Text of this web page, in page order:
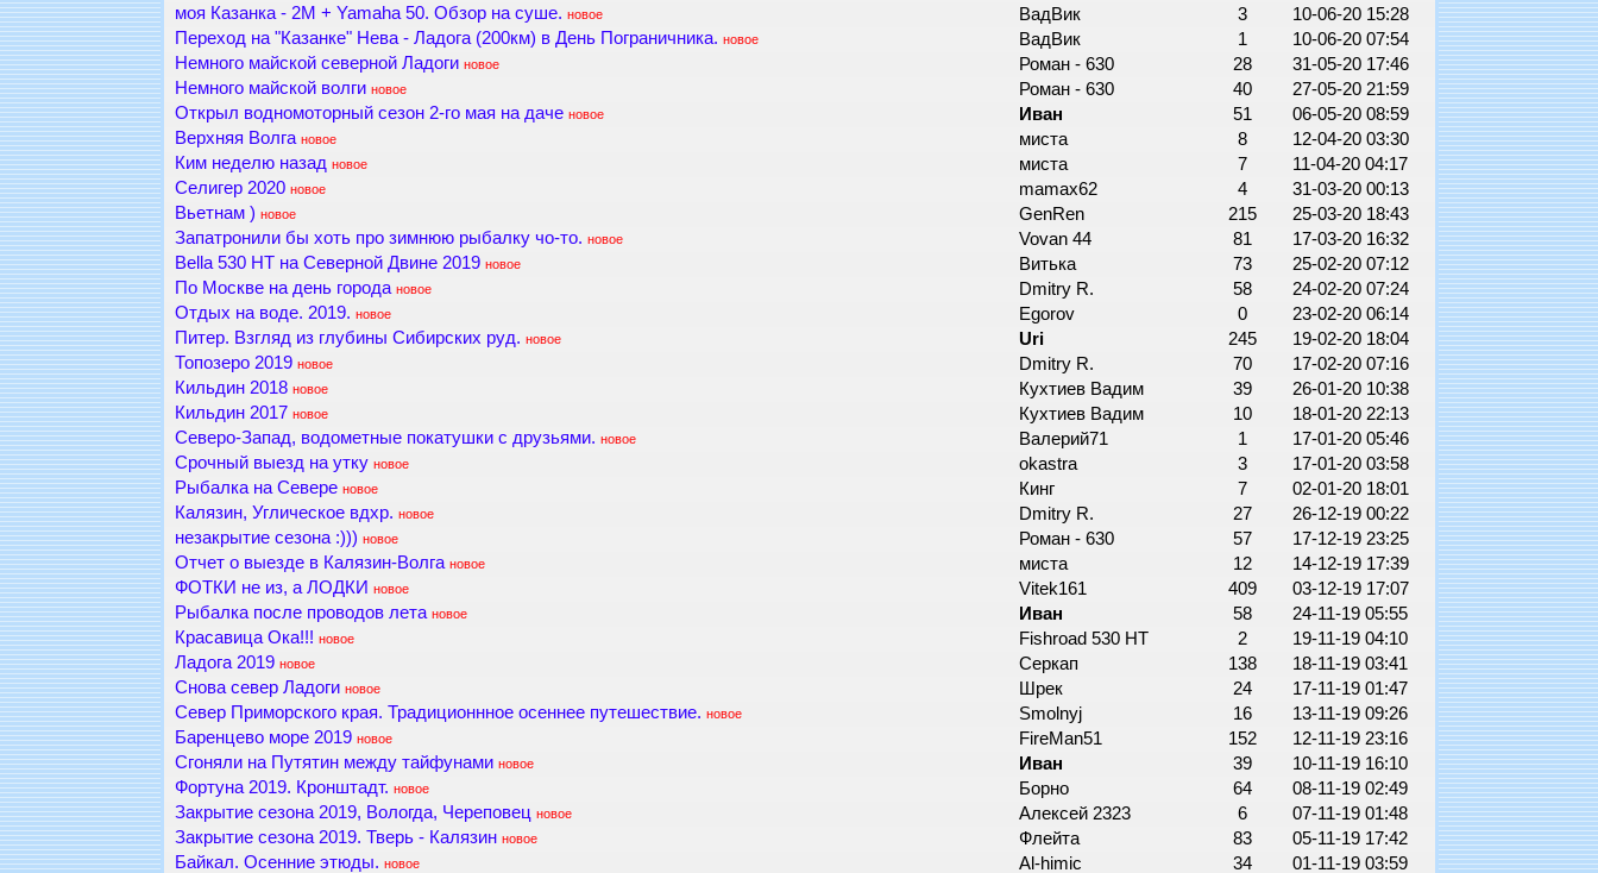
моя Казанка - 2М + Yamaha 50. Обзор на суше. новое ВадВик 3
10-06-20 15:28
Переход на "Казанке" Нева - Ладога (200км) в День Пограничника. новое ВадВик 1
10-06-20 07:54
Немного майской северной Ладоги новое Роман - 630 28
31-05-20 17:46
Немного майской волги новое Роман - 630 40
27-05-20 21:59
Открыл водномоторный сезон 2-го мая на даче новое Иван 51
06-05-20 08:59
Верхняя Волга новое миста 8
12-04-20 03:30
Ким неделю назад новое миста 7
11-04-20 04:17
Селигер 2020 новое mamax62 4
31-03-20 00:13
Вьетнам ) новое GenRen 215
25-03-20 18:43
Запатронили бы хоть про зимнюю рыбалку чо-то. новое Vovan 44 81
17-03-20 16:32
Bella 530 HT на Северной Двине 2019 новое Витька 73
25-02-20 07:12
По Москве на день города новое Dmitry R. 58
24-02-20 07:24
Отдых на воде. 2019. новое Egorov 0
23-02-20 06:14
Питер. Взгляд из глубины Сибирских руд. новое Uri 245
19-02-20 18:04
Топозеро 2019 новое Dmitry R. 70
17-02-20 07:16
Кильдин 2018 новое Кухтиев Вадим 39
26-01-20 10:38
Кильдин 2017 новое Кухтиев Вадим 10
18-01-20 22:13
Северо-Запад, водометные покатушки с друзьями. новое Валерий71 1
17-01-20 05:46
Срочный выезд на утку новое okastra 3
17-01-20 03:58
Рыбалка на Севере новое Кинг 7
02-01-20 18:01
Калязин, Углическое вдхр. новое Dmitry R. 27
26-12-19 00:22
незакрытие сезона :))) новое Роман - 630 57
17-12-19 23:25
Отчет о выезде в Калязин-Волга новое миста 12
14-12-19 17:39
ФОТКИ не из, а ЛОДКИ новое Vitek161 409
03-12-19 17:07
Рыбалка после проводов лета новое Иван 58
24-11-19 05:55
Красавица Ока!!! новое Fishroad 530 HT 2
19-11-19 04:10
Ладога 2019 новое Серкап 138
18-11-19 03:41
Снова север Ладоги новое Шрек 24
17-11-19 01:47
Север Приморского края. Традиционнное осеннее путешествие. новое Smolnyj 16
13-11-19 09:26
Баренцево море 2019 новое FireMan51 152
12-11-19 23:16
Сгоняли на Путятин между тайфунами новое Иван 39
10-11-19 16:10
Фортуна 2019. Кронштадт. новое Борно 64
08-11-19 02:49
Закрытие сезона 2019, Вологда, Череповец новое Алексей 2323 6
07-11-19 01:48
Закрытие сезона 2019. Тверь - Калязин новое Флейта 83
05-11-19 17:42
Байкал. Осенние этюды. новое Al-himic 34 01-11-19 03:59